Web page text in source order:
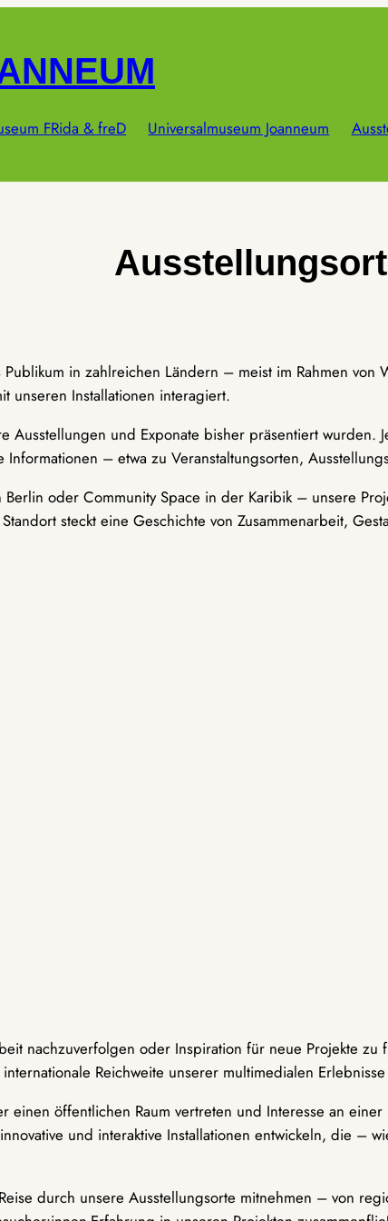
FRida & freD Universalmuseum Joanneum
in zahlreichen Ländern – meist im Rahmen
unseren Installationen interagiert.
Ausstellungen und Exponate bisher präsentiert
– etwa zu Veranstaltungsorten,
oder Community Space in der Karibik – unsere
steckt eine Geschichte von Zusammenarbeit,
nachzuverfolgen oder Inspiration für neue Projekte
Reichweite unserer multimedialen
einen öffentlichen Raum vertreten und Interesse an
und interaktive Installationen entwickeln, die
durch unsere Ausstellungsorte mitnehmen – von